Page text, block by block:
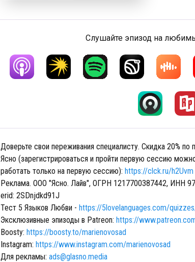
Слушайте эпизод на
Доверьте свои переживания специалисту. Скидка 20%
Ясно (зарегистрироваться и пройти первую сессию
работать только на первую сессию): https://clck.ru/h2Uvm
Реклама. ООО "Ясно. Лайв", ОГРН 1217700387442, ИНН
erid: 2SDnjdkd91J
Тест 5 Языков Любви - https://5lovelanguages.com/
Эксклюзивные эпизоды в Patreon: https://
Boosty: https://boosty.to/marienovosad
Instagram: https://www.instagram.com/marienovosad
Для рекламы: ads@glasno.media